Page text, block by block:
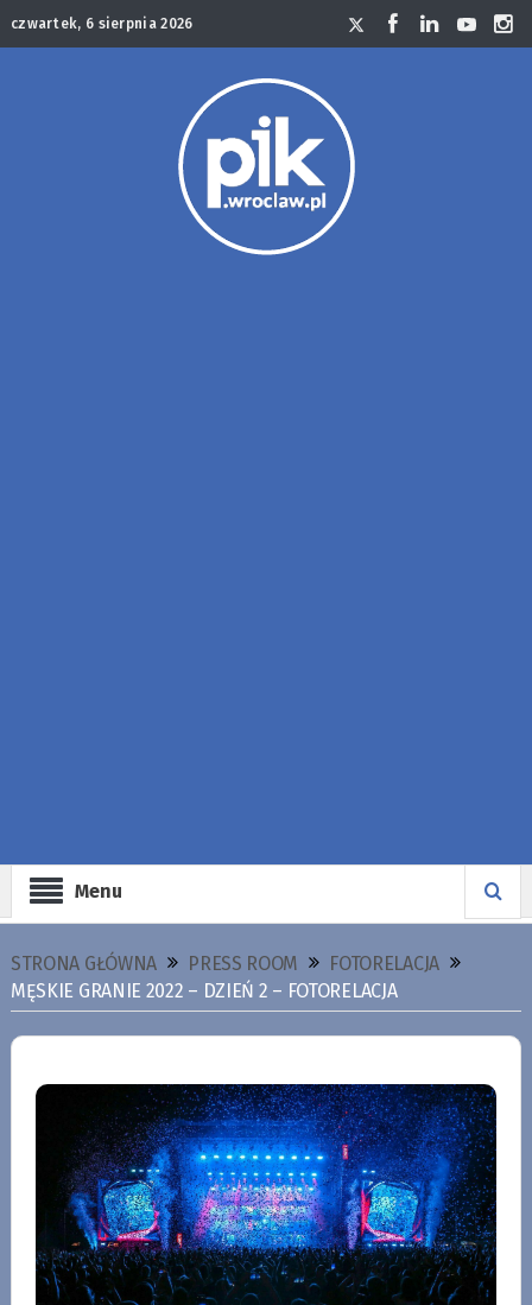
czwartek, 6 sierpnia 2026
Menu
STRONA GŁÓWNA PRESS ROOM
FOTORELACJA
MĘSKIE GRANIE 2022 – DZIEŃ 2 – FOTORELACJA